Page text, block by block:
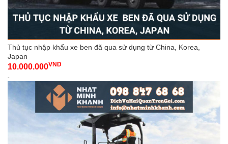
Thủ tục nhập khẩu xe ben đã qua sử dụng từ China, Korea,
Japan
10.000.000VND
-